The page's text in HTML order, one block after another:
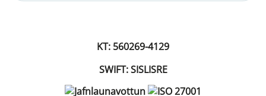
KT: 560269-4129
SWIFT: SISLISRE